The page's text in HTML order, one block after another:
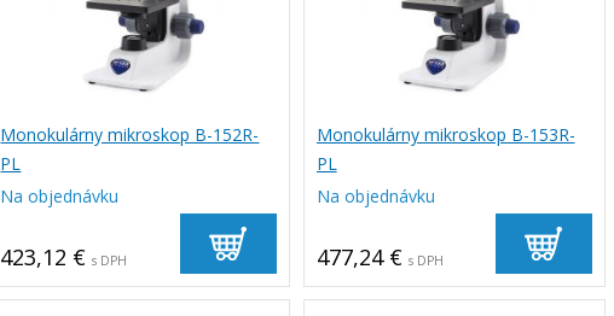
Monokulárny mikroskop B-152R-
PL
Na objednávku
423,12 € s DPH
Monokulárny mikroskop B-153R-
PL
Na objednávku
477,24 € s DPH